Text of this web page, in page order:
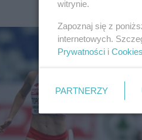
witrynie.
Zapoznaj się z
internetowych.
Prywatności i Cookies
PARTNERZY